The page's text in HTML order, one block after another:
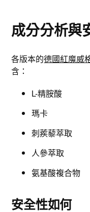
成分分析與
各版本的德國紅魔威
含：
L-精胺酸
瑪卡
刺蒺藜萃取
人參萃取
氨基酸複合物
安全性如何